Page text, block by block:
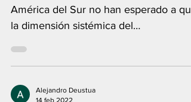
América del Sur no han esperado a que
la dimensión sistémica del
Alejandro Deustua
14 feb 2022